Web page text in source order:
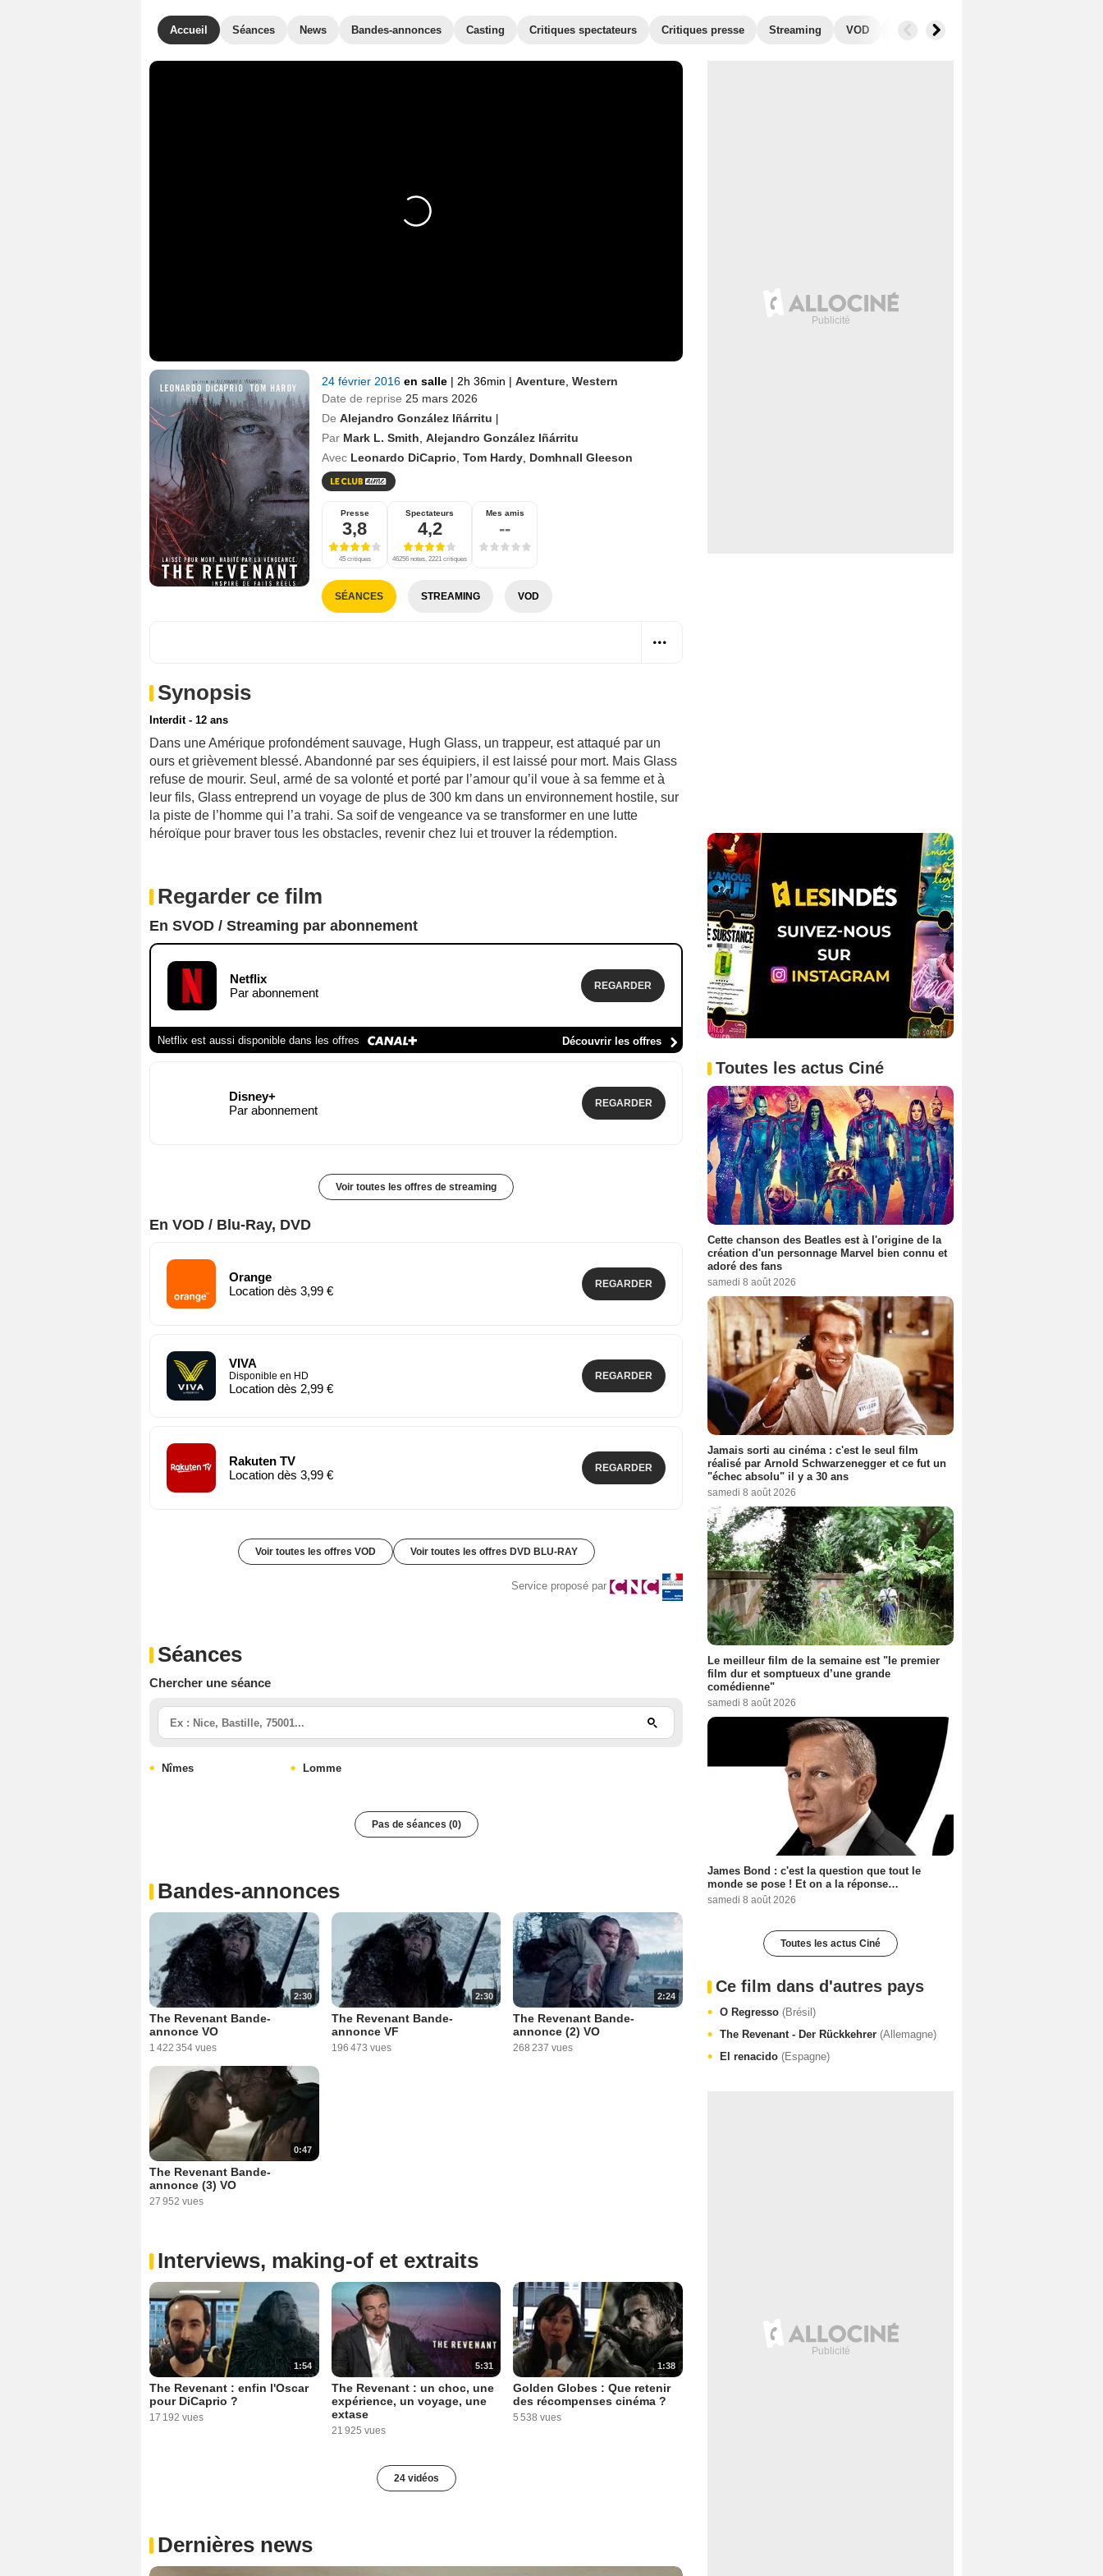
Accueil Séances News Bandes-annonces Casting Critiques spectateurs Critiques presse Streaming VOD
24 février 2016 en salle | 2h 36min | Aventure Western
Date de reprise 25 mars 2026
De Alejandro González Iñárritu |
Par Mark L. Smith Alejandro González Iñárritu
Avec Leonardo DiCaprio Tom Hardy Domhnall Gleeson
Presse
3,8
45 critiques
Spectateurs
4,2
46256 notes, 2221 critiques
Mes amis
--
SÉANCES STREAMING VOD
Synopsis
Interdit - 12 ans
Dans une Amérique profondément sauvage, Hugh Glass, un trappeur, est attaqué par un
ours et grièvement blessé. Abandonné par ses équipiers, il est laissé pour mort. Mais Glass
refuse de mourir. Seul, armé de sa volonté et porté par l’amour qu’il voue à sa femme et à
leur fils, Glass entreprend un voyage de plus de 300 km dans un environnement hostile, sur
la piste de l’homme qui l’a trahi. Sa soif de vengeance va se transformer en une lutte
héroïque pour braver tous les obstacles, revenir chez lui et trouver la rédemption.
Regarder ce film
En SVOD / Streaming par abonnement
Netflix
Par abonnement
REGARDER
Netflix est aussi disponible dans les offres Découvrir les offres
Disney+
Par abonnement
REGARDER
Voir toutes les offres de streaming
En VOD / Blu-Ray, DVD
Orange
Location dès 3,99 €
REGARDER
VIVA
Disponible en HD
Location dès 2,99 €
REGARDER
Rakuten TV
Location dès 3,99 €
REGARDER
Voir toutes les offres VOD Voir toutes les offres DVD BLU-RAY
Service proposé par
Séances
Chercher une séance
Nîmes Lomme
Pas de séances (0)
Bandes-annonces
2:30
The Revenant Bande-
annonce VO
1 422 354 vues
2:30
The Revenant Bande-
annonce VF
196 473 vues
2:24
The Revenant Bande-
annonce (2) VO
268 237 vues
0:47
The Revenant Bande-
annonce (3) VO
27 952 vues
Interviews, making-of et extraits
1:54
The Revenant : enfin l'Oscar
pour DiCaprio ?
17 192 vues
5:31
The Revenant : un choc, une
expérience, un voyage, une
extase
21 925 vues
1:38
Golden Globes : Que retenir
des récompenses cinéma ?
5 538 vues
24 vidéos
Dernières news
Toutes les actus Ciné
Cette chanson des Beatles est à l'origine de la
création d'un personnage Marvel bien connu et
adoré des fans
samedi 8 août 2026
Jamais sorti au cinéma : c'est le seul film
réalisé par Arnold Schwarzenegger et ce fut un
"échec absolu" il y a 30 ans
samedi 8 août 2026
Le meilleur film de la semaine est "le premier
film dur et somptueux d’une grande
comédienne"
samedi 8 août 2026
James Bond : c'est la question que tout le
monde se pose ! Et on a la réponse…
samedi 8 août 2026
Toutes les actus Ciné
Ce film dans d'autres pays
O Regresso (Brésil)
The Revenant - Der Rückkehrer (Allemagne)
El renacido (Espagne)